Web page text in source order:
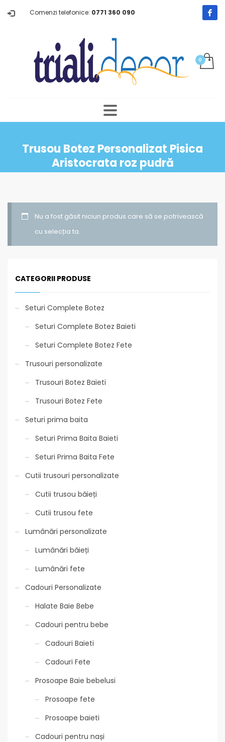
Comenzi telefonice: 0771 360 090
Trusou Botez Personalizat Pisica
Aristocrata roz pudră
Nu a fost găsit niciun produs care să se potrivească
cu selecția ta.
CATEGORII PRODUSE
Seturi Complete Botez
Seturi Complete Botez Baieti
Seturi Complete Botez Fete
Trusouri personalizate
Trusouri Botez Baieti
Trusouri Botez Fete
Seturi prima baita
Seturi Prima Baita Baieti
Seturi Prima Baita Fete
Cutii trusouri personalizate
Cutii trusou băieți
Cutii trusou fete
Lumânări personalizate
Lumânări băieți
Lumânări fete
Cadouri Personalizate
Halate Baie Bebe
Cadouri pentru bebe
Cadouri Baieti
Cadouri Fete
Prosoape Baie bebelusi
Prosoape fete
Prosoape baieti
Cadouri pentru nași